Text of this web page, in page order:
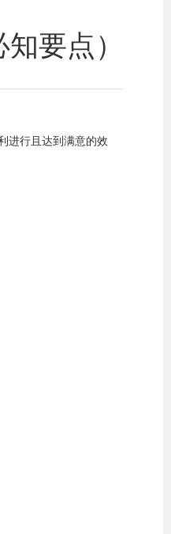
要点）
进行且达到满意的效